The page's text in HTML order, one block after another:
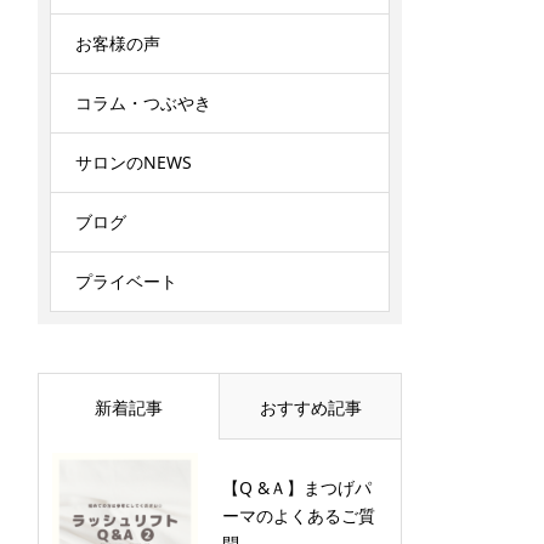
お客様の声
コラム・つぶやき
サロンのNEWS
ブログ
プライベート
新着記事 おすすめ記事
【Q &Ａ】まつげパ
ーマのよくあるご質